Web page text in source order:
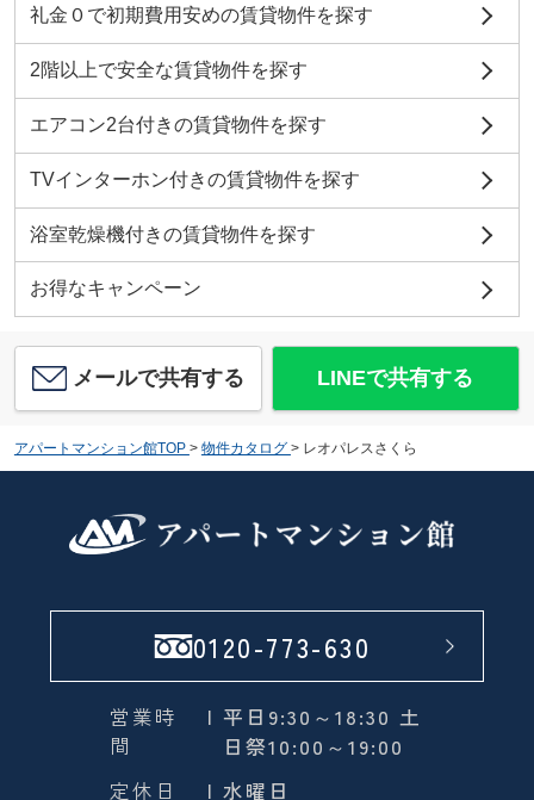
礼金０で初期費用安めの賃貸物件を探す
2階以上で安全な賃貸物件を探す
エアコン2台付きの賃貸物件を探す
TVインターホン付きの賃貸物件を探す
浴室乾燥機付きの賃貸物件を探す
お得なキャンペーン
メールで共有する LINEで共有する
アパートマンション館TOP > 物件カタログ > レオパレスさくら
0120-773-630
営業時
間
| 平日9:30～18:30 土
日祭10:00～19:00
定休日
| 水曜日